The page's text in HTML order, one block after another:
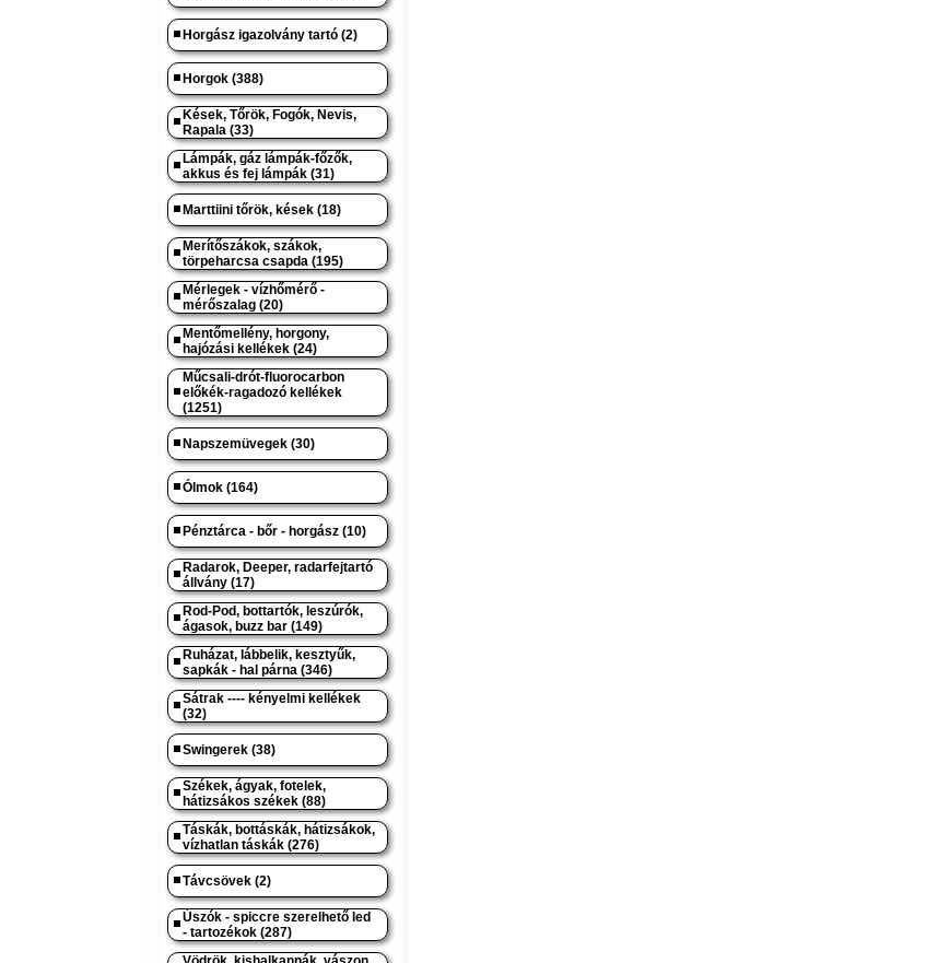
Horgász igazolvány tartó (2)
Horgok (388)
Kések, Tőrök, Fogók, Nevis,
Rapala (33)
Lámpák, gáz lámpák-főzők,
akkus és fej lámpák (31)
Marttiini tőrök, kések (18)
Merítőszákok, szákok,
törpeharcsa csapda (195)
Mérlegek - vízhőmérő -
mérőszalag (20)
Mentőmellény, horgony,
hajózási kellékek (24)
Műcsali-drót-fluorocarbon
előkék-ragadozó kellékek
(1251)
Napszemüvegek (30)
Ólmok (164)
Pénztárca - bőr - horgász (10)
Radarok, Deeper, radarfejtartó
állvány (17)
Rod-Pod, bottartók, leszúrók,
ágasok, buzz bar (149)
Ruházat, lábbelik, kesztyűk,
sapkák - hal párna (346)
Sátrak ---- kényelmi kellékek
(32)
Swingerek (38)
Székek, ágyak, fotelek,
hátizsákos székek (88)
Táskák, bottáskák, hátizsákok,
vízhatlan táskák (276)
Távcsövek (2)
Úszók - spiccre szerelhető led
- tartozékok (287)